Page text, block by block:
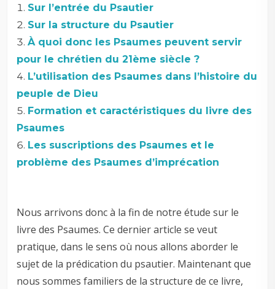
Sur l’entrée du Psautier
Sur la structure du Psautier
À quoi donc les Psaumes peuvent servir
pour le chrétien du 21ème siècle ?
L’utilisation des Psaumes dans l’histoire du
peuple de Dieu
Formation et caractéristiques du livre des
Psaumes
Les suscriptions des Psaumes et le
problème des Psaumes d’imprécation
Nous arrivons donc à la fin de notre étude sur le
livre des Psaumes. Ce dernier article se veut
pratique, dans le sens où nous allons aborder le
sujet de la prédication du psautier. Maintenant que
nous sommes familiers de la structure de ce livre,